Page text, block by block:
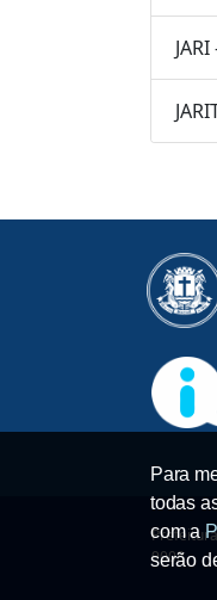
9008
Para
todas
com a
serão